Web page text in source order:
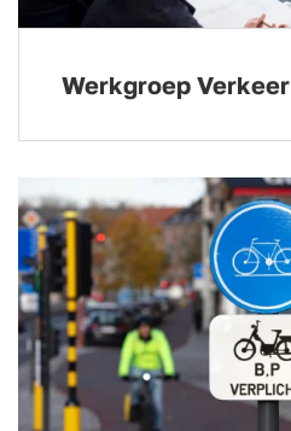
Werkgroep Verkeer